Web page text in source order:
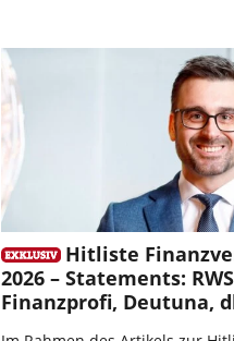
Hitliste
2026 – Statements:
Finanzprofi, Deutuna,